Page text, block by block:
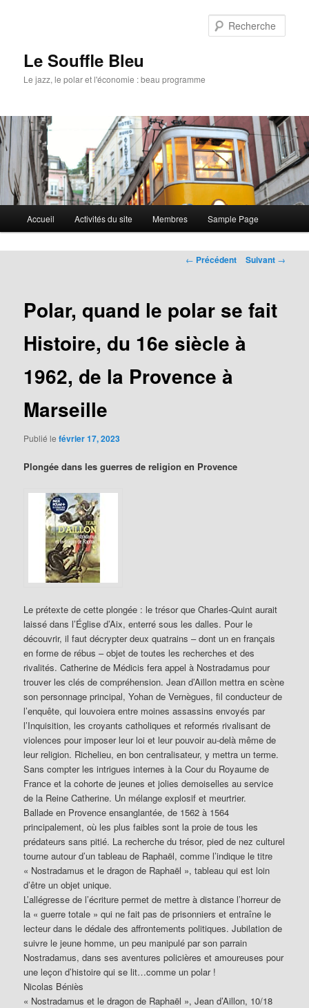
Le Souffle Bleu
Le jazz, le polar et l'économie : beau programme
principal
Aller
au
principal
Accueil Activités du site Membres Sample Page
Navigation
← Précédent Suivant →
Polar, quand le polar se fait
Histoire, du 16e siècle à
1962, de la Provence à
Marseille
Publié lefévrier 17, 2023
Plongée dans les guerres de religion en Provence
Le prétexte de cette plongée : le trésor que Charles-Quint aurait
laissé dans l’Église d’Aix, enterré sous les dalles. Pour le
découvrir, il faut décrypter deux quatrains – dont un en français
en forme de rébus – objet de toutes les recherches et des
rivalités. Catherine de Médicis fera appel à Nostradamus pour
trouver les clés de compréhension. Jean d’Aillon mettra en scène
son personnage principal, Yohan de Vernègues, fil conducteur de
l’enquête, qui louvoiera entre moines assassins envoyés par
l’Inquisition, les croyants catholiques et reformés rivalisant de
violences pour imposer leur loi et leur pouvoir au-delà même de
leur religion. Richelieu, en bon centralisateur, y mettra un terme.
Sans compter les intrigues internes à la Cour du Royaume de
France et la cohorte de jeunes et jolies demoiselles au service
de la Reine Catherine. Un mélange explosif et meurtrier.
Ballade en Provence ensanglantée, de 1562 à 1564
principalement, où les plus faibles sont la proie de tous les
prédateurs sans pitié. La recherche du trésor, pied de nez culturel
tourne autour d’un tableau de Raphaël, comme l’indique le titre
« Nostradamus et le dragon de Raphaël », tableau qui est loin
d’être un objet unique.
L’allégresse de l’écriture permet de mettre à distance l’horreur de
la « guerre totale » qui ne fait pas de prisonniers et entraîne le
lecteur dans le dédale des affrontements politiques. Jubilation de
suivre le jeune homme, un peu manipulé par son parrain
Nostradamus, dans ses aventures policières et amoureuses pour
une leçon d’histoire qui se lit…comme un polar !
Nicolas Béniès
« Nostradamus et le dragon de Raphaël », Jean d’Aillon, 10/18